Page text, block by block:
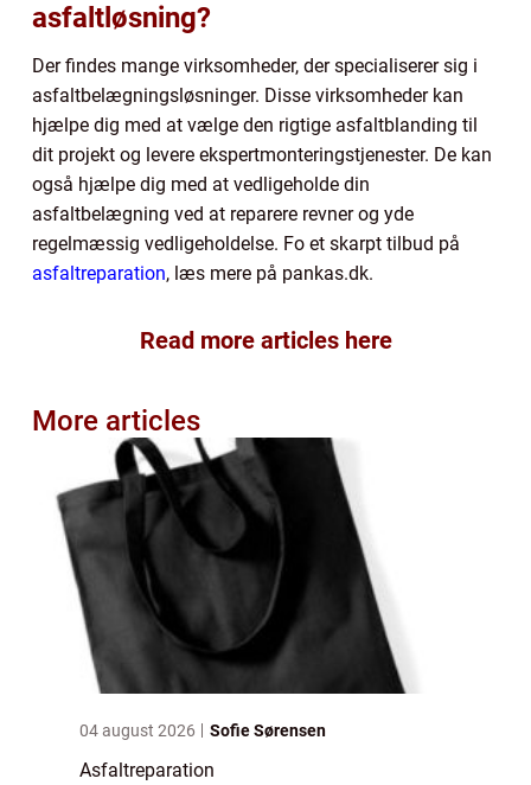
asfaltløsning?
Der findes mange virksomheder, der specialiserer sig i
asfaltbelægningsløsninger. Disse virksomheder kan
hjælpe dig med at vælge den rigtige asfaltblanding til
dit projekt og levere ekspertmonteringstjenester. De kan
også hjælpe dig med at vedligeholde din
asfaltbelægning ved at reparere revner og yde
regelmæssig vedligeholdelse. Fo et skarpt tilbud på
asfaltreparation, læs mere på pankas.dk.
Read more articles here
More articles
04 august 2026 Sofie Sørensen
Asfaltreparation